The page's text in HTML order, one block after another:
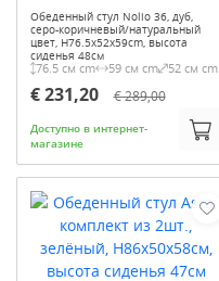
Обеденный стул Nolio 36, дуб,
серо-коричневый/натуральный
цвет, H76.5x52x59cm, высота
сиденья 48см
76.5 см cm 59 см cm 52 см cm
€ 231,20 € 289,00
Доступно в интернет-
магазине